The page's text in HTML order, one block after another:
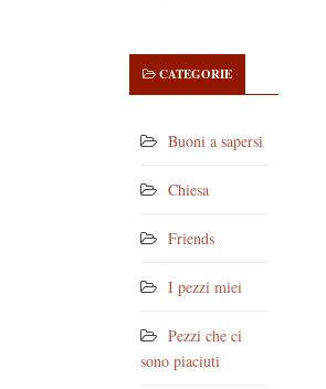
CATEGORIE
Buoni a sapersi
Chiesa
Friends
I pezzi miei
Pezzi che ci
sono piaciuti